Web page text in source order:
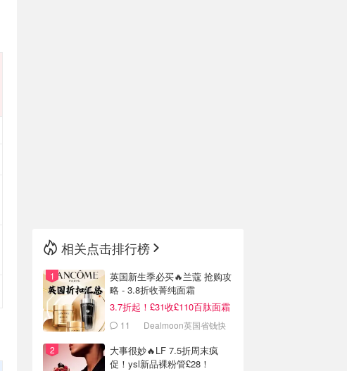
相关点击排行榜
英国新生季必买🔥兰蔻 抢购攻
略 - 3.8折收菁纯面霜
3.7折起！£31收£110百肽面霜
套装
11
Dealmoon英国省钱快
大事很妙🔥LF 7.5折周末疯
促！ysl新品裸粉管£28！